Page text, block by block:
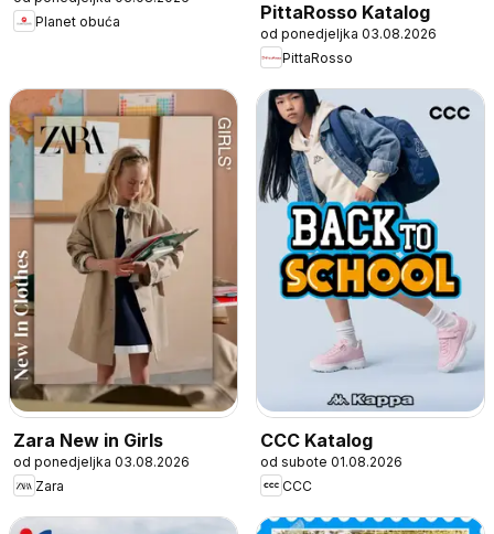
Planet obuća
PittaRosso Katalog
od ponedjeljka 03.08.2026
PittaRosso
Zara New in Girls
od ponedjeljka 03.08.2026
Zara
CCC Katalog
od subote 01.08.2026
CCC